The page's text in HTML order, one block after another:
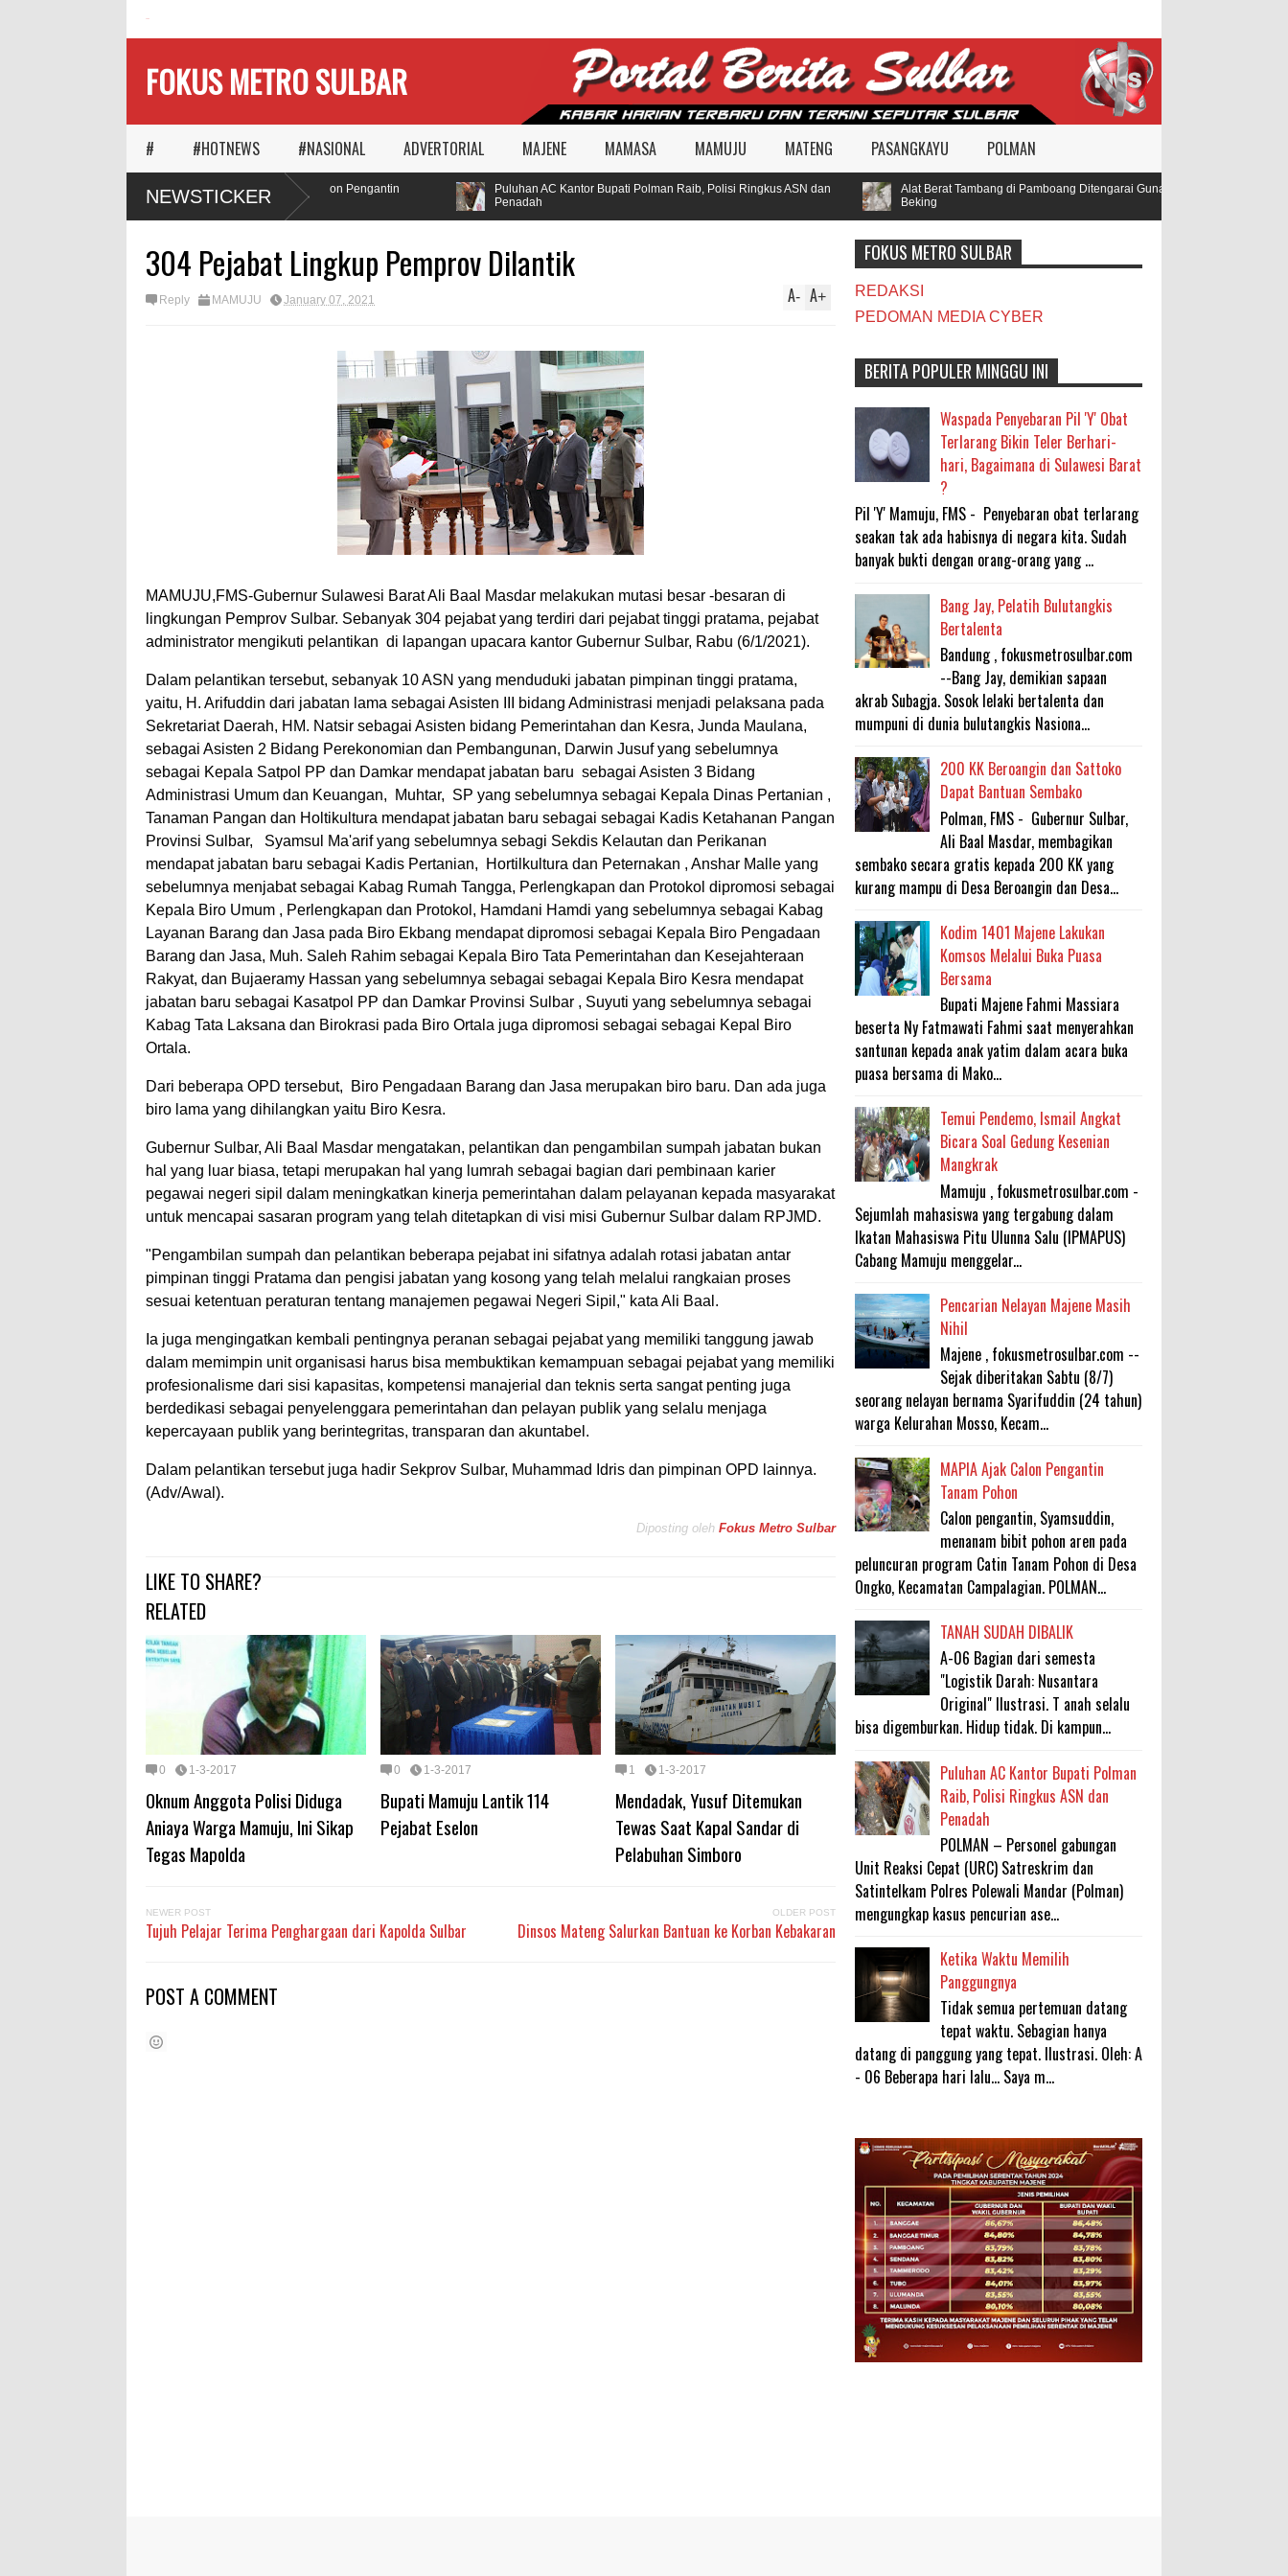
FOKUS METRO SULBAR
# #HOTNEWS #NASIONAL ADVERTORIAL MAJENE MAMASA MAMUJU MATENG PASANGKAYU POLMAN
NEWSTICKERMAPIA Ajak Calon Pengantin
Tanam Pohon
Puluhan AC Kantor Bupati Polman Raib, Polisi Ringkus ASN dan
Penadah
Alat Berat Tambang di Pamboang Ditengarai Gunakan BBM Subsidi, Oknum
Beking
304 Pejabat Lingkup Pemprov Dilantik
Reply MAMUJU January 07, 2021 A+
A-
MAMUJU,FMS-Gubernur Sulawesi Barat Ali Baal Masdar melakukan mutasi besar -besaran di
lingkungan Pemprov Sulbar. Sebanyak 304 pejabat yang terdiri dari pejabat tinggi pratama, pejabat
administrator mengikuti pelantikan di lapangan upacara kantor Gubernur Sulbar, Rabu (6/1/2021).
Dalam pelantikan tersebut, sebanyak 10 ASN yang menduduki jabatan pimpinan tinggi pratama,
yaitu, H. Arifuddin dari jabatan lama sebagai Asisten III bidang Administrasi menjadi pelaksana pada
Sekretariat Daerah, HM. Natsir sebagai Asisten bidang Pemerintahan dan Kesra, Junda Maulana,
sebagai Asisten 2 Bidang Perekonomian dan Pembangunan, Darwin Jusuf yang sebelumnya
sebagai Kepala Satpol PP dan Damkar mendapat jabatan baru sebagai Asisten 3 Bidang
Administrasi Umum dan Keuangan, Muhtar, SP yang sebelumnya sebagai Kepala Dinas Pertanian ,
Tanaman Pangan dan Holtikultura mendapat jabatan baru sebagai sebagai Kadis Ketahanan Pangan
Provinsi Sulbar, Syamsul Ma'arif yang sebelumnya sebagi Sekdis Kelautan dan Perikanan
mendapat jabatan baru sebagai Kadis Pertanian, Hortilkultura dan Peternakan , Anshar Malle yang
sebelumnya menjabat sebagai Kabag Rumah Tangga, Perlengkapan dan Protokol dipromosi sebagai
Kepala Biro Umum , Perlengkapan dan Protokol, Hamdani Hamdi yang sebelumnya sebagai Kabag
Layanan Barang dan Jasa pada Biro Ekbang mendapat dipromosi sebagai Kepala Biro Pengadaan
Barang dan Jasa, Muh. Saleh Rahim sebagai Kepala Biro Tata Pemerintahan dan Kesejahteraan
Rakyat, dan Bujaeramy Hassan yang sebelumnya sebagai sebagai Kepala Biro Kesra mendapat
jabatan baru sebagai Kasatpol PP dan Damkar Provinsi Sulbar , Suyuti yang sebelumnya sebagai
Kabag Tata Laksana dan Birokrasi pada Biro Ortala juga dipromosi sebagai sebagai Kepal Biro
Ortala.
Dari beberapa OPD tersebut, Biro Pengadaan Barang dan Jasa merupakan biro baru. Dan ada juga
biro lama yang dihilangkan yaitu Biro Kesra.
Gubernur Sulbar, Ali Baal Masdar mengatakan, pelantikan dan pengambilan sumpah jabatan bukan
hal yang luar biasa, tetapi merupakan hal yang lumrah sebagai bagian dari pembinaan karier
pegawai negeri sipil dalam meningkatkan kinerja pemerintahan dalam pelayanan kepada masyarakat
untuk mencapai sasaran program yang telah ditetapkan di visi misi Gubernur Sulbar dalam RPJMD.
"Pengambilan sumpah dan pelantikan beberapa pejabat ini sifatnya adalah rotasi jabatan antar
pimpinan tinggi Pratama dan pengisi jabatan yang kosong yang telah melalui rangkaian proses
sesuai ketentuan peraturan tentang manajemen pegawai Negeri Sipil," kata Ali Baal.
Ia juga mengingatkan kembali pentingnya peranan sebagai pejabat yang memiliki tanggung jawab
dalam memimpin unit organisasi harus bisa membuktikan kemampuan sebagai pejabat yang memiliki
profesionalisme dari sisi kapasitas, kompetensi manajerial dan teknis serta sangat penting juga
berdedikasi sebagai penyelenggara pemerintahan dan pelayan publik yang selalu menjaga
kepercayaan publik yang berintegritas, transparan dan akuntabel.
Dalam pelantikan tersebut juga hadir Sekprov Sulbar, Muhammad Idris dan pimpinan OPD lainnya.
(Adv/Awal).
Diposting oleh Fokus Metro Sulbar
LIKE TO SHARE?
RELATED
0 1-3-2017
Oknum Anggota Polisi Diduga
Aniaya Warga Mamuju, Ini Sikap
Tegas Mapolda
0 1-3-2017
Bupati Mamuju Lantik 114
Pejabat Eselon
1 1-3-2017
Mendadak, Yusuf Ditemukan
Tewas Saat Kapal Sandar di
Pelabuhan Simboro
NEWER POST
Tujuh Pelajar Terima Penghargaan dari Kapolda Sulbar
OLDER POST
Dinsos Mateng Salurkan Bantuan ke Korban Kebakaran
POST A COMMENT
FOKUS METRO SULBAR
REDAKSI
PEDOMAN MEDIA CYBER
BERITA POPULER MINGGU INI
Waspada Penyebaran Pil 'Y' Obat
Terlarang Bikin Teler Berhari-
hari, Bagaimana di Sulawesi Barat
?
Pil 'Y' Mamuju, FMS - Penyebaran obat terlarang
seakan tak ada habisnya di negara kita. Sudah
banyak bukti dengan orang-orang yang ...
Bang Jay, Pelatih Bulutangkis
Bertalenta
Bandung , fokusmetrosulbar.com
--Bang Jay, demikian sapaan
akrab Subagja. Sosok lelaki bertalenta dan
mumpuni di dunia bulutangkis Nasiona...
200 KK Beroangin dan Sattoko
Dapat Bantuan Sembako
Polman, FMS - Gubernur Sulbar,
Ali Baal Masdar, membagikan
sembako secara gratis kepada 200 KK yang
kurang mampu di Desa Beroangin dan Desa...
Kodim 1401 Majene Lakukan
Komsos Melalui Buka Puasa
Bersama
Bupati Majene Fahmi Massiara
beserta Ny Fatmawati Fahmi saat menyerahkan
santunan kepada anak yatim dalam acara buka
puasa bersama di Mako...
Temui Pendemo, Ismail Angkat
Bicara Soal Gedung Kesenian
Mangkrak
Mamuju , fokusmetrosulbar.com -
Sejumlah mahasiswa yang tergabung dalam
Ikatan Mahasiswa Pitu Ulunna Salu (IPMAPUS)
Cabang Mamuju menggelar...
Pencarian Nelayan Majene Masih
Nihil
Majene , fokusmetrosulbar.com --
Sejak diberitakan Sabtu (8/7)
seorang nelayan bernama Syarifuddin (24 tahun)
warga Kelurahan Mosso, Kecam...
MAPIA Ajak Calon Pengantin
Tanam Pohon
Calon pengantin, Syamsuddin,
menanam bibit pohon aren pada
peluncuran program Catin Tanam Pohon di Desa
Ongko, Kecamatan Campalagian. POLMAN...
TANAH SUDAH DIBALIK
A-06 Bagian dari semesta
"Logistik Darah: Nusantara
Original" Ilustrasi. T anah selalu
bisa digemburkan. Hidup tidak. Di kampun...
Puluhan AC Kantor Bupati Polman
Raib, Polisi Ringkus ASN dan
Penadah
POLMAN – Personel gabungan
Unit Reaksi Cepat (URC) Satreskrim dan
Satintelkam Polres Polewali Mandar (Polman)
mengungkap kasus pencurian ase...
Ketika Waktu Memilih
Panggungnya
Tidak semua pertemuan datang
tepat waktu. Sebagian hanya
datang di panggung yang tepat. Ilustrasi. Oleh: A
- 06 Beberapa hari lalu... Saya m...